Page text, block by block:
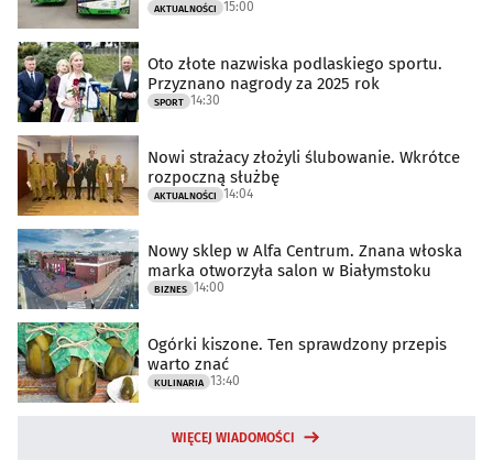
AKTUALNOŚCI 15:00
Oto złote nazwiska podlaskiego sportu.
Przyznano nagrody za 2025 rok
SPORT 14:30
Nowi strażacy złożyli ślubowanie. Wkrótce
rozpoczną służbę
AKTUALNOŚCI 14:04
Nowy sklep w Alfa Centrum. Znana włoska
marka otworzyła salon w Białymstoku
BIZNES 14:00
Ogórki kiszone. Ten sprawdzony przepis
warto znać
KULINARIA 13:40
WIĘCEJ WIADOMOŚCI